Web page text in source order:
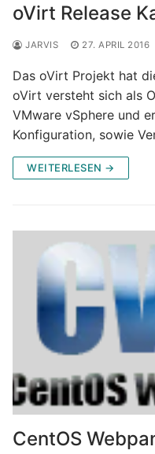
oVirt Release
JARVIS 27. APRIL 2016
Das oVirt Projekt hat
oVirt versteht sich als
VMware vSphere und
Konfiguration, sowie
WEITERLESEN →
CentOS